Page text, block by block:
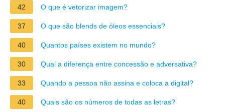
42 O que é vetorizar imagem?
37 O que são blends de óleos essenciais?
40 Quantos países existem no mundo?
30 Qual a diferença entre concessão e adversativa?
33 Quando a pessoa não assina e coloca a digital?
40 Quais são os números de todas as letras?